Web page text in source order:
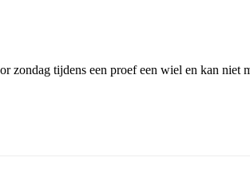
tijdens een proef een wiel en kan niet